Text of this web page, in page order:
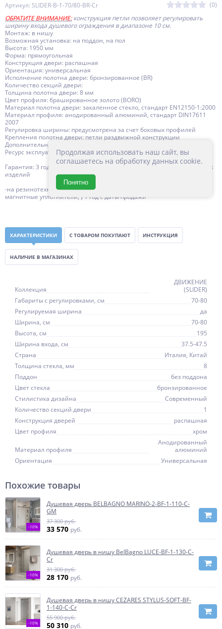
Артикул: SLIDER-B-1-70/80-BR-Cr
(0)
ОБРАТИТЕ ВНИМАНИЕ:конструкция петли позволяет регулировать
ширину входа душевого ограждения в диапазоне 10 см.
Монтаж: в нишу
Возможная установка: на поддон, на пол
Высота: 1950 мм
Форма: прямоугольная
Конструкция двери: распашная
Ориентация: универсальная
Исполнение полотна двери: бронзированное (BR)
Количество секций двери:
Толщина полотна двери: 8 мм
Цвет профиля: брашированное золото (BORO)
Материал полотна двери: закаленное стекло, стандарт EN12150-1:2000
Материал профиля: анодированный алюминий, стандарт DIN17611
2007
Регулировка ширины: предусмотрена за счет боковых профилей
Крепления полотна двери: петли раздвижной конструкции
Дополнительная информация: поддон приобретается отдельно
Ресурс эксплуатации: 15 лет
Гарантия: 3 года с даты продажи, за исключением резинотехнических
изделий
-на резинотехнические изделия (силиконовые уплотнители,
магнитные уплотнители, ) 1 год с даты продажи
ХАРАКТЕРИСТИКИ С ТОВАРОМ ПОКУПАЮТ ИНСТРУКЦИЯ
НАЛИЧИЕ В МАГАЗИНАХ
Коллекция
ДВИЖЕНИЕ
(SLIDER)
Габариты с регулировками, см
70-80
Регулируемая ширина
да
Ширина, см
70-80
Высота, см
195
Ширина входа, см
37.5-47.5
Страна
Италия, Китай
Толщина стекла, мм
8
Поддон
без поддона
Цвет стекла
бронзированное
Стилистика дизайна
Современный
Количество секций двери
1
Конструкция дверей
распашная
Цвет профиля
хром
Материал профиля
Анодированный
алюминий
Ориентация
Универсальная
Похожие товары
-10%
Душевая дверь BELBAGNO MARINO-2-BF-1-110-C-
GM
37 300 руб.
33 570 руб.
-10%
Душевая дверь в нишу BelBagno LUCE-BF-1-130-C-
Cr
31 300 руб.
28 170 руб.
-10%
Душевая дверь в нишу CEZARES STYLUS-SOFT-BF-
1-140-C-Cr
55 900 руб.
50 310 руб.
Продолжая использовать наш сайт, вы
соглашаетесь на обработку данных cookie.
Понятно